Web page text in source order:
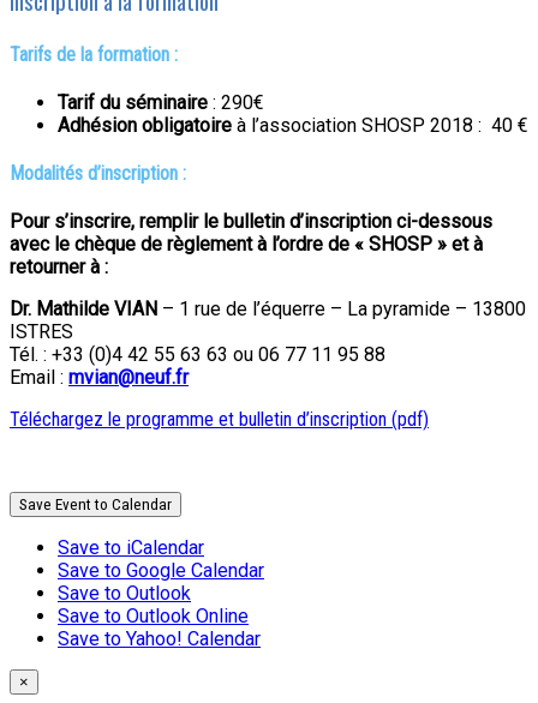
Tarifs de la formation :
Tarif du séminaire : 290€
Adhésion obligatoire à l’association SHOSP 2018 : 40 €
Modalités d’inscription :
Pour s’inscrire, remplir le bulletin d’inscription ci-dessous
avec le chèque de règlement à l’ordre de « SHOSP » et à
retourner à :
Dr. Mathilde VIAN – 1 rue de l’équerre – La pyramide – 13800
ISTRES
Tél. : +33 (0)4 42 55 63 63 ou 06 77 11 95 88
Email : mvian@neuf.fr
Téléchargez le programme et bulletin d’inscription (pdf)
Save Event to Calendar
Save to iCalendar
Save to Google Calendar
Save to Outlook
Save to Outlook Online
Save to Yahoo! Calendar
×